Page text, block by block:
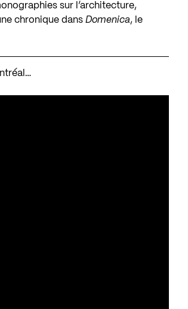
sur l’architecture,
chronique dansDomenica, le